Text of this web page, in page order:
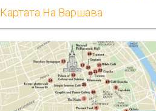
Картата На Варшава